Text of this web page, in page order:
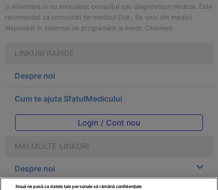
si informare si nu inlocuiesc consultul sau diagnosticul medical. Este
recomandat sa consultati fie medicul Dvs., fie unul din medicii
disponibili in sistemul de programare la medic Clickmed.
LINKURI RAPIDE
Despre noi
Cum te ajuta SfatulMedicului
Login / Cont nou
MAI MULTE LINKURI
Despre noi
Nouă ne pasă ca datele tale personale să rămână confidențiale